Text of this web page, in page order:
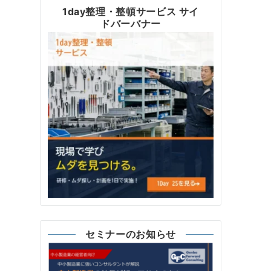
1day整理・整頓サービス サイ
ドバーバナー
セミナーのお知らせ